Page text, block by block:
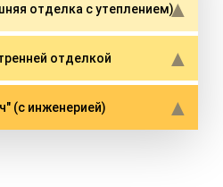
отделка с утеплением)
отделкой
(с инженерией)